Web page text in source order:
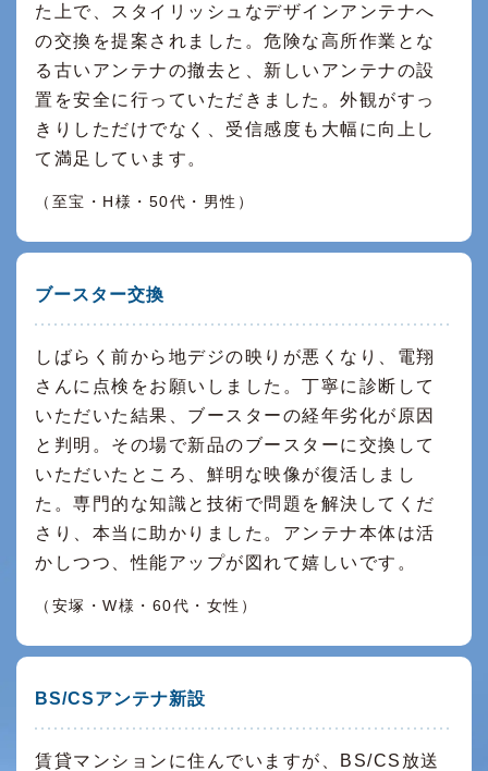
た上で、スタイリッシュなデザインアンテナへ
の交換を提案されました。危険な高所作業とな
る古いアンテナの撤去と、新しいアンテナの設
置を安全に行っていただきました。外観がすっ
きりしただけでなく、受信感度も大幅に向上し
て満足しています。
（至宝・H様・50代・男性）
ブースター交換
しばらく前から地デジの映りが悪くなり、電翔
さんに点検をお願いしました。丁寧に診断して
いただいた結果、ブースターの経年劣化が原因
と判明。その場で新品のブースターに交換して
いただいたところ、鮮明な映像が復活しまし
た。専門的な知識と技術で問題を解決してくだ
さり、本当に助かりました。アンテナ本体は活
かしつつ、性能アップが図れて嬉しいです。
（安塚・W様・60代・女性）
BS/CSアンテナ新設
賃貸マンションに住んでいますが、BS/CS放送